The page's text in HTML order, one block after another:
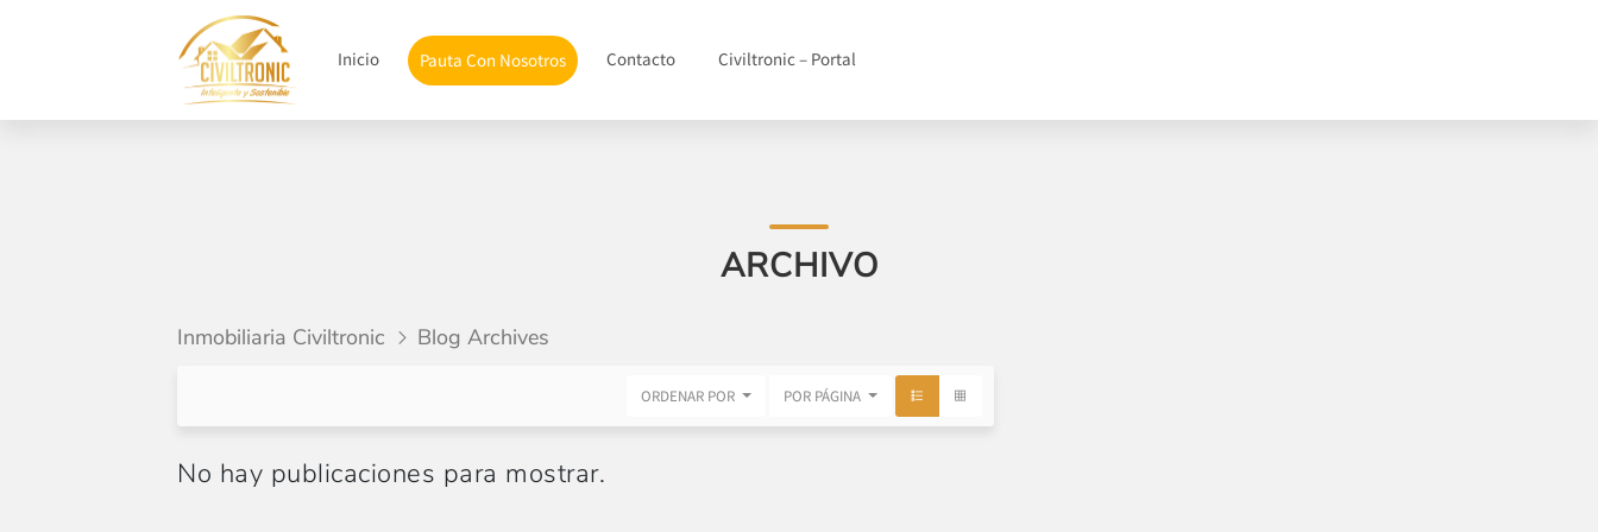
Inicio Pauta Con Nosotros Contacto Civiltronic – Portal
ARCHIVO
Inmobiliaria Civiltronic Blog Archives
ORDENAR POR POR PÁGINA
No hay publicaciones para mostrar.